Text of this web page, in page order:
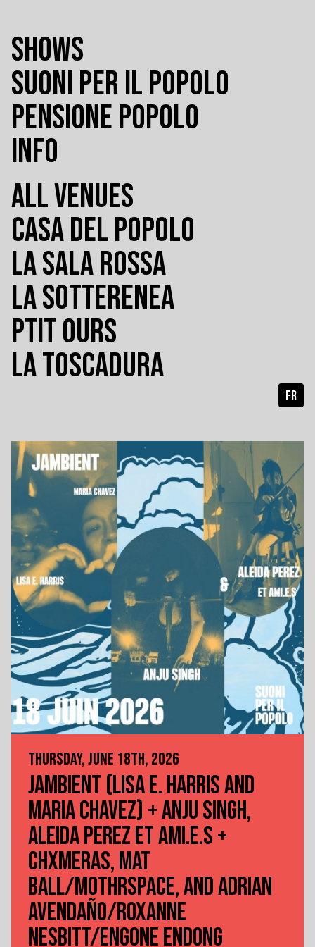
SHOWS
SUONI PER IL POPOLO
PENSIONE POPOLO
INFO
ALL VENUES
CASA DEL POPOLO
LA SALA ROSSA
LA SOTTERENEA
PTIT OURS
LA TOSCADURA
FR
THURSDAY, JUNE 18TH, 2026
JAMBIENT (LISA E. HARRIS AND
MARIA CHAVEZ) + ANJU SINGH,
ALEIDA PEREZ ET AMI.E.S +
CHXMERAS, MAT
BALL/MOTHRSPACE, AND ADRIAN
AVENDAÑO/ROXANNE
NESBITT/ENGONE ENDONG